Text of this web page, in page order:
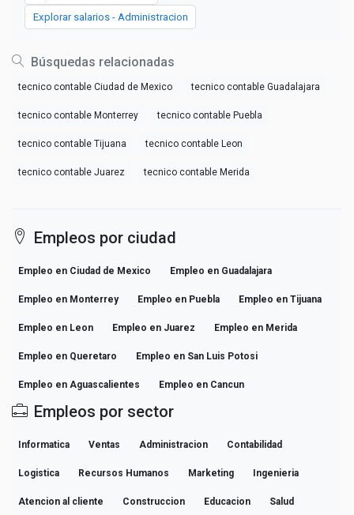
Explorar salarios - Administracion
Búsquedas relacionadas
tecnico contable Ciudad de Mexico tecnico contable Guadalajara
tecnico contable Monterrey tecnico contable Puebla
tecnico contable Tijuana tecnico contable Leon
tecnico contable Juarez tecnico contable Merida
Empleos por ciudad
Empleo en Ciudad de Mexico Empleo en Guadalajara
Empleo en Monterrey Empleo en Puebla Empleo en Tijuana
Empleo en Leon Empleo en Juarez Empleo en Merida
Empleo en Queretaro Empleo en San Luis Potosi
Empleo en Aguascalientes Empleo en Cancun
Empleos por sector
Informatica Ventas Administracion Contabilidad
Logistica Recursos Humanos Marketing Ingenieria
Atencion al cliente Construccion Educacion Salud